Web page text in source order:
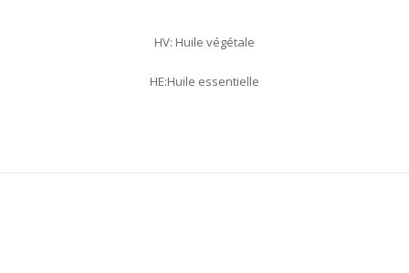
HV: Huile végétale
HE:Huile essentielle